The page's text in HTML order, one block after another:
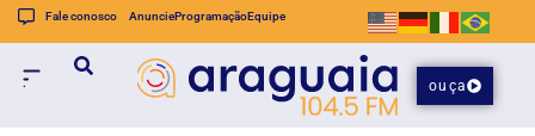
Fale conosco AnuncieProgramaçãoEquipe
ouça